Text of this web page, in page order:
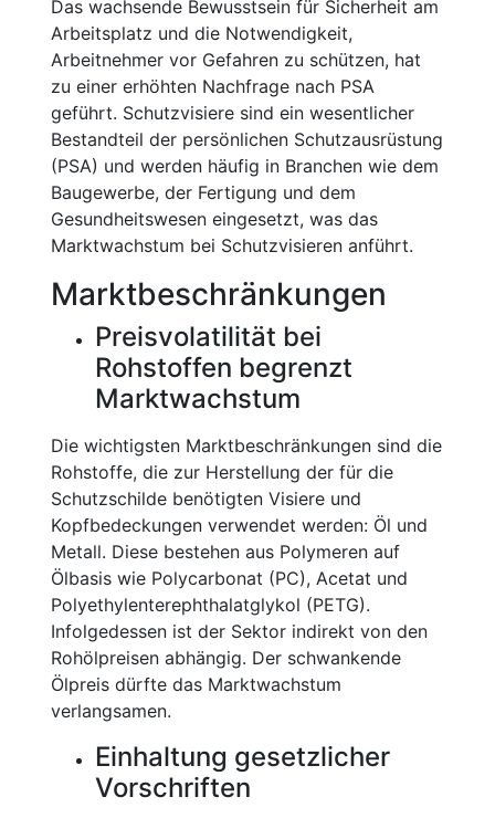
Das wachsende Bewusstsein für Sicherheit am
Arbeitsplatz und die Notwendigkeit,
Arbeitnehmer vor Gefahren zu schützen, hat
zu einer erhöhten Nachfrage nach PSA
geführt. Schutzvisiere sind ein wesentlicher
Bestandteil der persönlichen Schutzausrüstung
(PSA) und werden häufig in Branchen wie dem
Baugewerbe, der Fertigung und dem
Gesundheitswesen eingesetzt, was das
Marktwachstum bei Schutzvisieren anführt.
Marktbeschränkungen
Preisvolatilität bei
Rohstoffen begrenzt
Marktwachstum
Die wichtigsten Marktbeschränkungen sind die
Rohstoffe, die zur Herstellung der für die
Schutzschilde benötigten Visiere und
Kopfbedeckungen verwendet werden: Öl und
Metall. Diese bestehen aus Polymeren auf
Ölbasis wie Polycarbonat (PC), Acetat und
Polyethylenterephthalatglykol (PETG).
Infolgedessen ist der Sektor indirekt von den
Rohölpreisen abhängig. Der schwankende
Ölpreis dürfte das Marktwachstum
verlangsamen.
Einhaltung gesetzlicher
Vorschriften